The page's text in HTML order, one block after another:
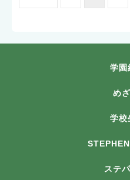
学園
め
学校
ステ